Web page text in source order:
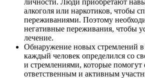
алкоголя или наркотиков, чтобы
переживаниями. Поэтому
негативные переживания, чтобы
лечение.
Обнаружение новых стремлений
каждый человек определился со
и стремлениями, которые помогут
ответственным и активным